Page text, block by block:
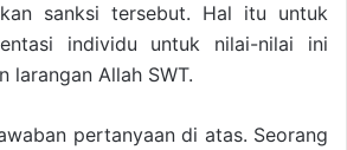
sanksi tersebut. Hal itu untuk
individu untuk nilai-nilai ini
larangan Allah SWT.
pertanyaan di atas. Seorang